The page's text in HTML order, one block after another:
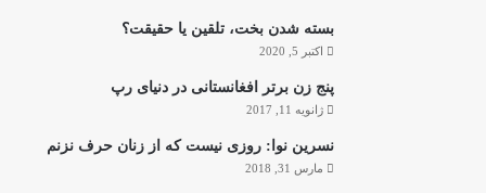
بسته شدن بخت، تلقین یا حقیقت؟
اکتبر 5, 2020
پنج زن برتر افغانستانی در دنیای رپ
ژانویه 11, 2017
نسرین نوا: روزی نیست که از زنان حرف نزنم
مارس 31, 2018